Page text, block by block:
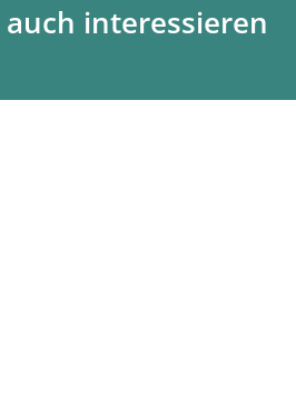
interessieren